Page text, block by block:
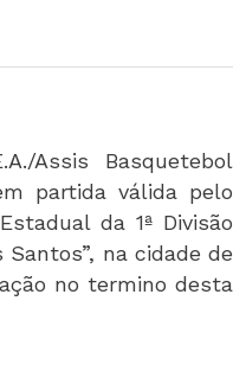
Assis Basquetebol
partida válida pelo
da 1ª Divisão
na cidade de
no termino desta